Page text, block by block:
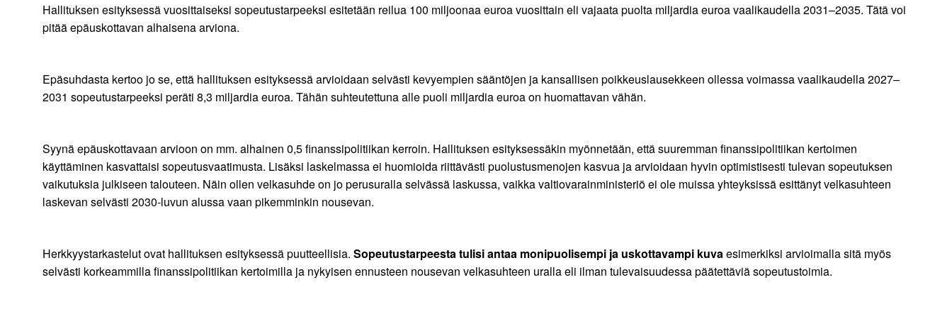
Hallituksen esityksessä vuosittaiseksi sopeutustarpeeksi esitetään reilua 100 miljoonaa euroa vuosittain eli vajaata puolta miljardia euroa vaalikaudella 2031–2035. Tätä voi
pitää epäuskottavan alhaisena arviona.
Epäsuhdasta kertoo jo se, että hallituksen esityksessä arvioidaan selvästi kevyempien sääntöjen ja kansallisen poikkeuslausekkeen ollessa voimassa vaalikaudella 2027–
2031 sopeutustarpeeksi peräti 8,3 miljardia euroa. Tähän suhteutettuna alle puoli miljardia euroa on huomattavan vähän.
Syynä epäuskottavaan arvioon on mm. alhainen 0,5 finanssipolitiikan kerroin. Hallituksen esityksessäkin myönnetään, että suuremman finanssipolitiikan kertoimen
käyttäminen kasvattaisi sopeutusvaatimusta. Lisäksi laskelmassa ei huomioida riittävästi puolustusmenojen kasvua ja arvioidaan hyvin optimistisesti tulevan sopeutuksen
vaikutuksia julkiseen talouteen. Näin ollen velkasuhde on jo perusuralla selvässä laskussa, vaikka valtiovarainministeriö ei ole muissa yhteyksissä esittänyt velkasuhteen
laskevan selvästi 2030-luvun alussa vaan pikemminkin nousevan.
Herkkyystarkastelut ovat hallituksen esityksessä puutteellisia. Sopeutustarpeesta tulisi antaa monipuolisempi ja uskottavampi kuvaesimerkiksi arvioimalla sitä myös
selvästi korkeammilla finanssipolitiikan kertoimilla ja nykyisen ennusteen nousevan velkasuhteen uralla eli ilman tulevaisuudessa päätettäviä sopeutustoimia.